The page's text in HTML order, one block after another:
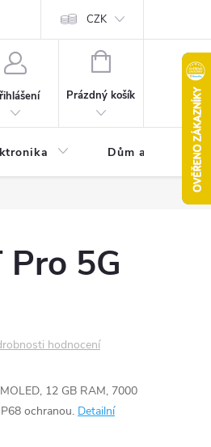
CZK
NÁKUPNÍ
Prázdný košík
Dům a zahrada
5G
hodnocení
12 GB RAM, 7000
ochranou. Detailní